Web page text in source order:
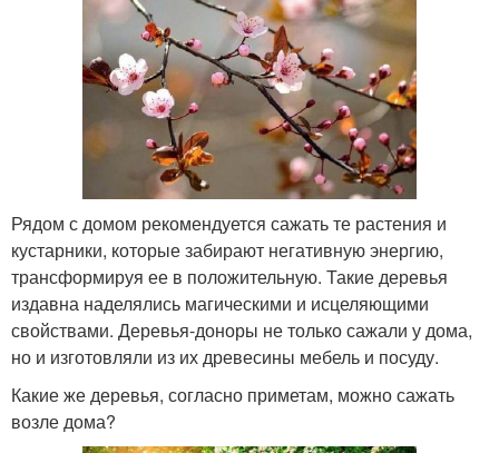
Рядом с домом рекомендуется сажать те растения и
кустарники, которые забирают негативную энергию,
трансформируя ее в положительную. Такие деревья
издавна наделялись магическими и исцеляющими
свойствами. Деревья-доноры не только сажали у дома,
но и изготовляли из их древесины мебель и посуду.
Какие же деревья, согласно приметам, можно сажать
возле дома?